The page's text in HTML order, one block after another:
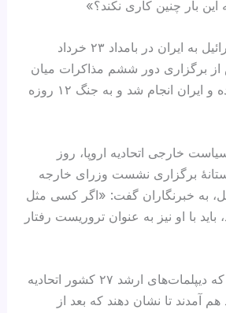
بار چنین کاری نکند؟»
اشاره او به حمله اسرائیل به ایران در بامداد ۲۳ خرداد
برگزاری دور ششم مذاکرات میان
نمایندگان ایالات متحده و ایران انجام شد و به جنگ ۱۲ روزه
خارجی اتحادیه اروپا، روز
در آستانهٔ برگزاری نشست وزرای خارجه
به خبرنگاران گفت: «اگر کسی مثل
با او نیز به عنوان تروریست رفتار
با چنین رویکردی بود که دیپلمات‌های ارشد ۲۷ کشور اتحادیه
آمدند تا نشان دهند که بعد از